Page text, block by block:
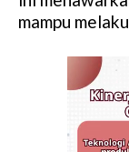
mampu